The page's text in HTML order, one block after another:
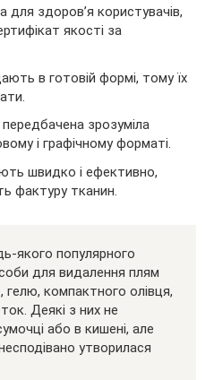
здоров’я користувачів,
якості за
в готовій формі, тому їх
зрозуміла
і графічному форматі.
швидко і ефективно,
фактуру тканин.
якого популярного
для видалення плям
компактного олівця,
Деякі з них не
або в кишені, але
утворилася